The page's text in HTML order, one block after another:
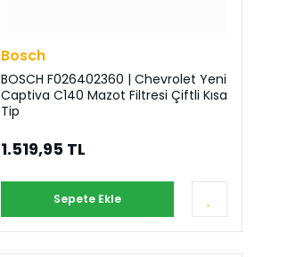
Bosch
BOSCH F026402360 | Chevrolet Yeni
Captiva C140 Mazot Filtresi Çiftli Kısa
Tip
1.519,95 TL
Sepete Ekle